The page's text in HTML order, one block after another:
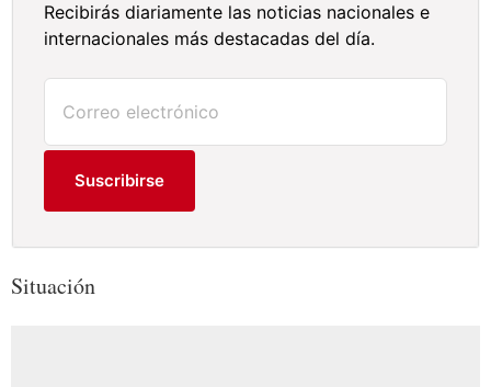
Recibirás diariamente las noticias nacionales e
internacionales más destacadas del día.
Suscribirse
Situación